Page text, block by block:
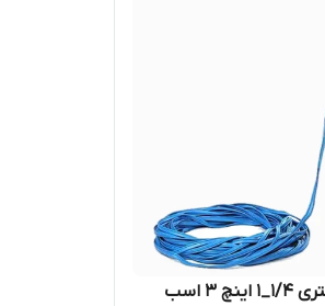
شناور ۲۰۰ متری ۱/۴_۱ اینچ ۳ اسب